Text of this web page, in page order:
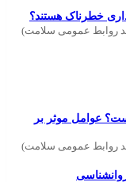
خطرناک هستند؟
روابط عمومی سلامت)
عوامل موثر بر
روابط عمومی سلامت)